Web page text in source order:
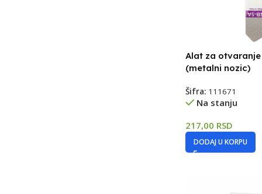
Alat za otvaranje
(metalni nozic)
Šifra: 111671
Na stanju
217,00 RSD
DODAJ U KORPU